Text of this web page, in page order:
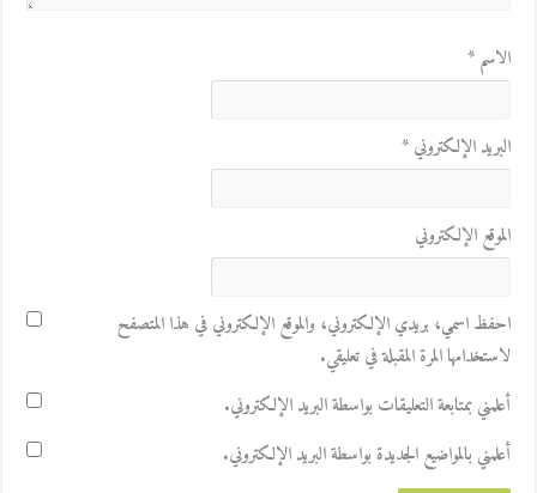
الاسم*
البريد الإلكتروني*
الموقع الإلكتروني
احفظ اسمي، بريدي الإلكتروني، والموقع الإلكتروني في هذا المتصفح
لاستخدامها المرة المقبلة في تعليقي.
أعلمني بمتابعة التعليقات بواسطة البريد الإلكتروني.
أعلمني بالمواضيع الجديدة بواسطة البريد الإلكتروني.